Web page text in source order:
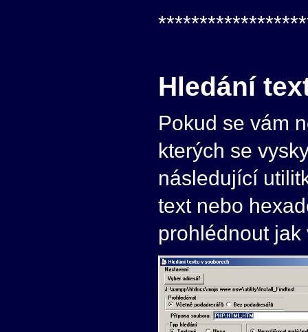
Hledání
Pokud se vám
kterých se
následující
text nebo
prohlédnout